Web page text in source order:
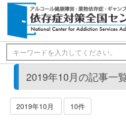
2019年10月の記事一
2019年10月 10件